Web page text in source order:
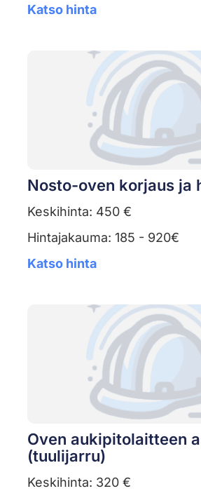
Katso hinta
Nosto-oven korjaus ja
Keskihinta: 450 €
Hintajakauma: 185 - 920€
Katso hinta
Oven aukipitolaitteen
(tuulijarru)
Keskihinta: 320 €